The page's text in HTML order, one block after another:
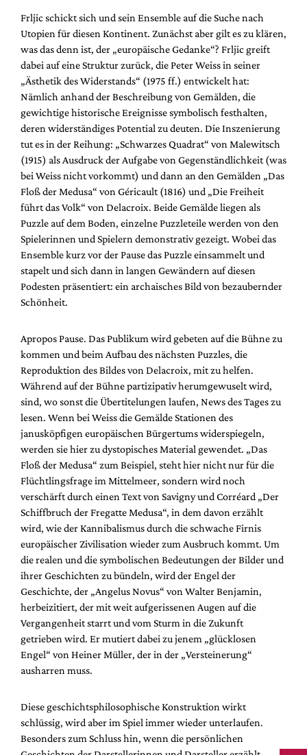
Frljic schickt sich und sein Ensemble auf die Suche nach
Utopien für diesen Kontinent. Zunächst aber gilt es zu klären,
was das denn ist, der „europäische Gedanke“? Frljic greift
dabei auf eine Struktur zurück, die Peter Weiss in seiner
„Ästhetik des Widerstands“ (1975 ff.) entwickelt hat:
Nämlich anhand der Beschreibung von Gemälden, die
gewichtige historische Ereignisse symbolisch festhalten,
deren widerständiges Potential zu deuten. Die Inszenierung
tut es in der Reihung: „Schwarzes Quadrat“ von Malewitsch
(1915) als Ausdruck der Aufgabe von Gegenständlichkeit (was
bei Weiss nicht vorkommt) und dann an den Gemälden „Das
Floß der Medusa“ von Géricault (1816) und „Die Freiheit
führt das Volk“ von Delacroix. Beide Gemälde liegen als
Puzzle auf dem Boden, einzelne Puzzleteile werden von den
Spielerinnen und Spielern demonstrativ gezeigt. Wobei das
Ensemble kurz vor der Pause das Puzzle einsammelt und
stapelt und sich dann in langen Gewändern auf diesen
Podesten präsentiert: ein archaisches Bild von bezaubernder
Schönheit.
Apropos Pause. Das Publikum wird gebeten auf die Bühne zu
kommen und beim Aufbau des nächsten Puzzles, die
Reproduktion des Bildes von Delacroix, mit zu helfen.
Während auf der Bühne partizipativ herumgewuselt wird,
sind, wo sonst die Übertitelungen laufen, News des Tages zu
lesen. Wenn bei Weiss die Gemälde Stationen des
janusköpfigen europäischen Bürgertums widerspiegeln,
werden sie hier zu dystopisches Material gewendet. „Das
Floß der Medusa“ zum Beispiel, steht hier nicht nur für die
Flüchtlingsfrage im Mittelmeer, sondern wird noch
verschärft durch einen Text von Savigny und Corréard „Der
Schiffbruch der Fregatte Medusa“, in dem davon erzählt
wird, wie der Kannibalismus durch die schwache Firnis
europäischer Zivilisation wieder zum Ausbruch kommt. Um
die realen und die symbolischen Bedeutungen der Bilder und
ihrer Geschichten zu bündeln, wird der Engel der
Geschichte, der „Angelus Novus“ von Walter Benjamin,
herbeizitiert, der mit weit aufgerissenen Augen auf die
Vergangenheit starrt und vom Sturm in die Zukunft
getrieben wird. Er mutiert dabei zu jenem „glücklosen
Engel“ von Heiner Müller, der in der „Versteinerung“
ausharren muss.
Diese geschichtsphilosophische Konstruktion wirkt
schlüssig, wird aber im Spiel immer wieder unterlaufen.
Besonders zum Schluss hin, wenn die persönlichen